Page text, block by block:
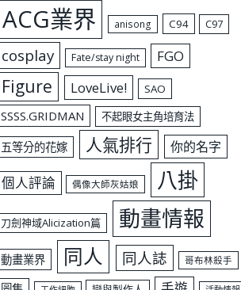
ACG業界 anisong C94 C97
cosplay Fate/stay night FGO
Figure LoveLive! SAO
SSSS.GRIDMAN 不起眼女主角培育法
五等分的花嫁 人氣排行 你的名字
個人評論 偶像大師灰姑娘 八掛
刀劍神域Alicization篇 動畫情報
動畫業界 同人 同人誌 哥布林殺手